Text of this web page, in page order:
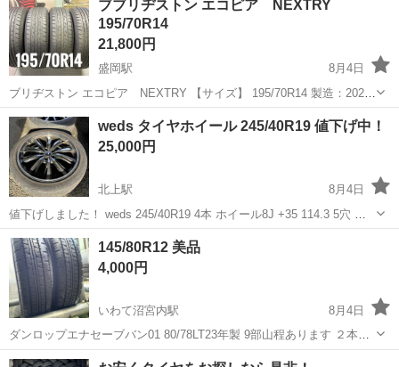
用上問題ありません。 【スタッドレ...
ブブリヂストン エコピア NEXTRY
195/70R14
21,800円
盛岡駅
8月4日
ブリヂストン エコピア NEXTRY 【サイズ】 195/70R14 製造：2022
年 溝：9分山×2 8.5分山×2 ★中古タイヤ＆ホイール買取専門店 ゲッ
トレ...
岩手 盛岡市 盛岡駅 タイヤ、ホイール エコピア
weds タイヤホイール 245/40R19 値下げ中！
25,000円
北上駅
8月4日
値下げしました！ weds 245/40R19 4本 ホイール8J +35 114.3 5穴 タ
イヤはおまけ程度ですが、ホイールの状態はいいと思います。 状態確
認や、質問などありましたらお気軽にお問い合わせ下さい。 トラ...
岩手 北上市 タイヤ、ホイール
145/80R12 美品
4,000円
いわて沼宮内駅
8月4日
ダンロップエナセーブバン01 80/78LT23年製 9部山程あります ２本で
す バンタイヤ高いので安くどうぞ！ 補修歴無し ゴムの状態も割れな
岩手 岩手郡 いわて沼宮内駅 タイヤ、ホイール